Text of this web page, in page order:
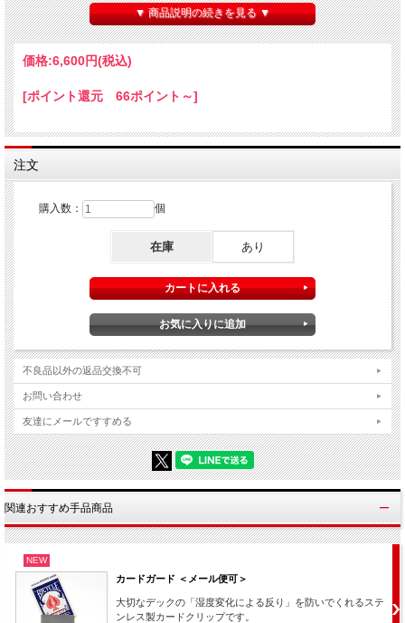
- 内容 -
◆コインマジック編 9種
◆紙幣マジック編 5種
◆サロンマジック編 7種
※約400ものイラストを交え解説。
2020年出版 カズ・カタヤマ 著 B5判 224ページ
▼ 商品説明の続きを見る ▼
価格:6,600円(税込)
[ポイント還元 66ポイント～]
注文
購入数： 個
在庫 あり
不良品以外の返品交換不可
お問い合わせ
友達にメールですすめる
関連おすすめ手品商品
NEW
カードガード ＜メール便可＞
大切なデックの「湿度変化による反り」を防いでくれるステ
ンレス製カードクリップです。